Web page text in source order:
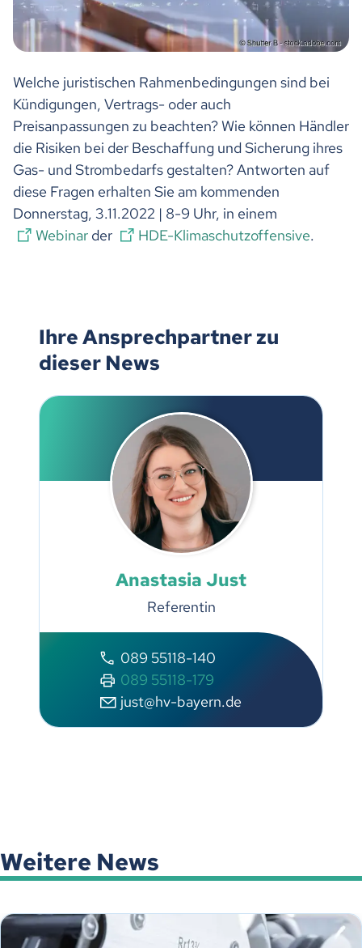
Welche juristischen Rahmenbedingungen sind bei
Kündigungen, Vertrags- oder auch
Preisanpassungen zu beachten? Wie können Händler
die Risiken bei der Beschaffung und Sicherung ihres
Gas- und Strombedarfs gestalten? Antworten auf
diese Fragen erhalten Sie am kommenden
Donnerstag, 3.11.2022 | 8-9 Uhr, in einem
Webinar der HDE-Klimaschutzoffensive.
Ihre Ansprechpartner zu
dieser News
Anastasia Just
Referentin
089 55118-140
089 55118-179
just@hv-bayern.de
Weitere News